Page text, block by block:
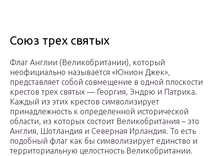
Союз трех святых
Флаг Англии (Великобритании), который
неофициально называется «Юнион Джек»,
представляет собой совмещение в одной плоскости
крестов трех святых — Георгия, Эндрю и Патрика.
Каждый из этих крестов символизирует
принадлежность к определенной исторической
области, из которых состоит Великобритания – это
Англия, Шотландия и Северная Ирландия. То есть
подобный флаг как бы символизирует единство и
территориальную целостность Великобритании.